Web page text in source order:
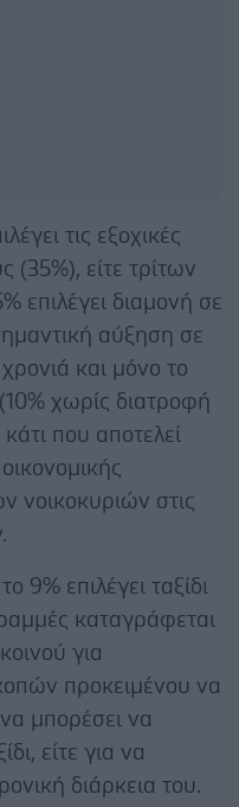
τις εξοχικές
(35%), είτε τρίτων
επιλέγει διαμονή σε
αύξηση σε
και μόνο το
χωρίς διατροφή
που αποτελεί
νοικοκυριών στις
9% επιλέγει ταξίδι
καταγράφεται
για
προκειμένου να
μπορέσει να
είτε για να
διάρκεια του.